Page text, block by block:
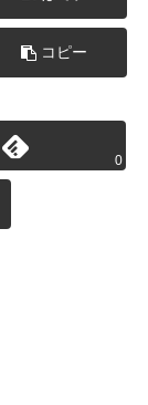
コピー
0